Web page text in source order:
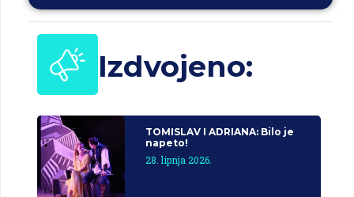
Izdvojeno:
TOMISLAV I ADRIANA: Bilo je
napeto!
28. lipnja 2026.